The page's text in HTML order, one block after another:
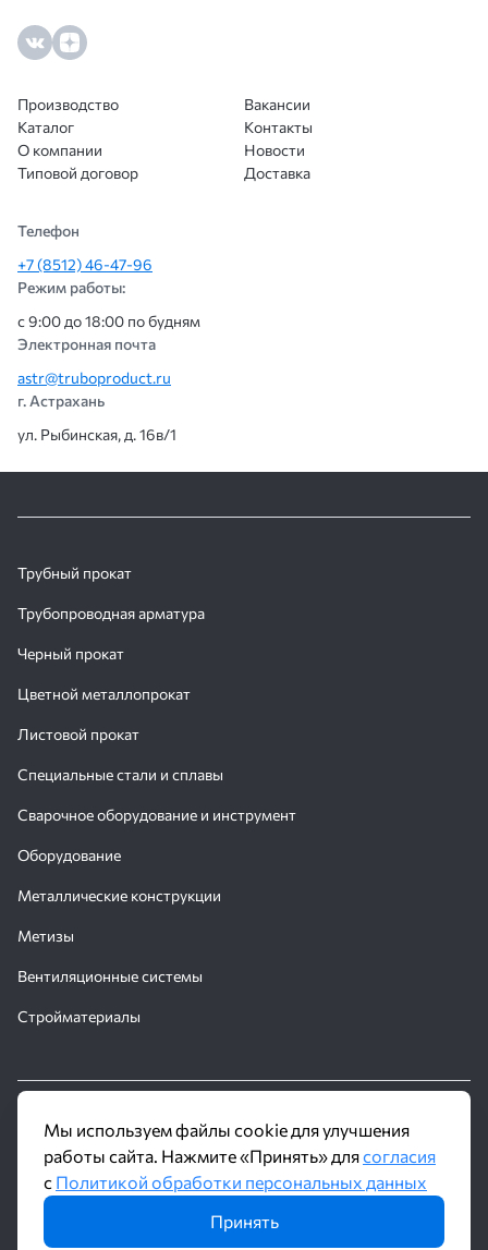
Производство
Каталог
О компании
Типовой договор
Вакансии
Контакты
Новости
Доставка
Телефон
+7 (8512) 46-47-96
Режим работы:
с 9:00 до 18:00 по будням
Электронная почта
astr@truboproduct.ru
г. Астрахань
ул. Рыбинская, д. 16в/1
Трубный прокат
Трубопроводная арматура
Черный прокат
Цветной металлопрокат
Листовой прокат
Специальные стали и сплавы
Сварочное оборудование и инструмент
Оборудование
Металлические конструкции
Метизы
Вентиляционные системы
Стройматериалы
© 2016 - 2026 Производственное объединение «Трубное
Решение»
Политика обработки персональных данных
Информация на сайте не является публичной офертой и носит
ознакомительный характер. Наличие, описание и цены уточняйте у
Мы используем файлы cookie для улучшения
работы сайта. Нажмите «Принять» длясогласия
с Политикой обработки персональных данных
Принять